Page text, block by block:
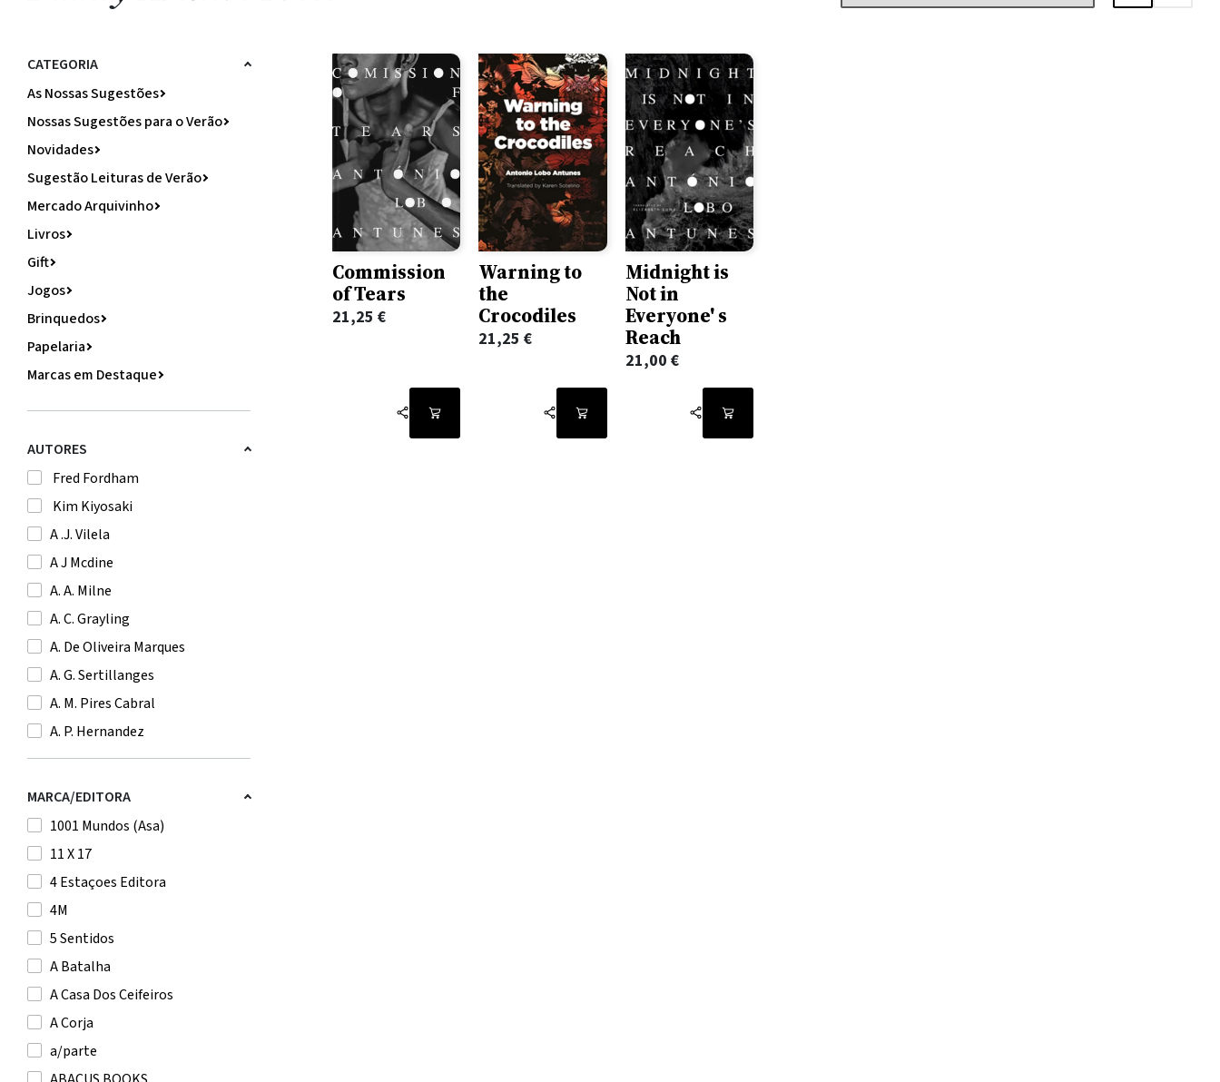
CATEGORIA
As Nossas Sugestões
Nossas Sugestões para o Verão
Novidades
Sugestão Leituras de Verão
Mercado Arquivinho
Livros
Gift
Jogos
Brinquedos
Papelaria
Marcas em Destaque
AUTORES
Fred Fordham
Kim Kiyosaki
A .J. Vilela
A J Mcdine
A. A. Milne
A. C. Grayling
A. De Oliveira Marques
A. G. Sertillanges
A. M. Pires Cabral
A. P. Hernandez
A. Saint-Exupery
A. T. Qureshi
A.E. Housman
A.F. Steadman
A.L. Jackson
Aaron Blabey
Aaron Reynolds
AAVV
Abby Jimenez
Abdellah Taïa
Abdelwahab Meddeb
Abdul Rahman Azzam
MARCA/EDITORA
1001 Mundos (Asa)
11 X 17
4 Estaçoes Editora
4M
5 Sentidos
A Batalha
A Casa Dos Ceifeiros
A Corja
a/parte
Commission
of Tears
21,25 €
Warning to
the
Crocodiles
21,25€
Midnight is
Not in
Everyone' s
Reach
21,00 €